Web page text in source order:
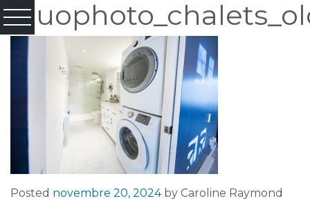
Posted novembre 20, 2024by Caroline Raymond